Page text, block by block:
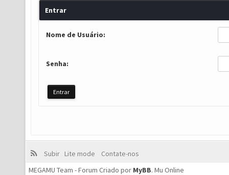
Entrar
Nome de Usuário:
Senha:
Subir Lite mode
Contate-nos
MEGAMU Team - Forum Criado por MyBB. Mu Online